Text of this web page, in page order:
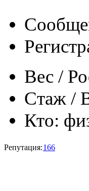
Вес /
Стаж /
Кто:
Репутация:166